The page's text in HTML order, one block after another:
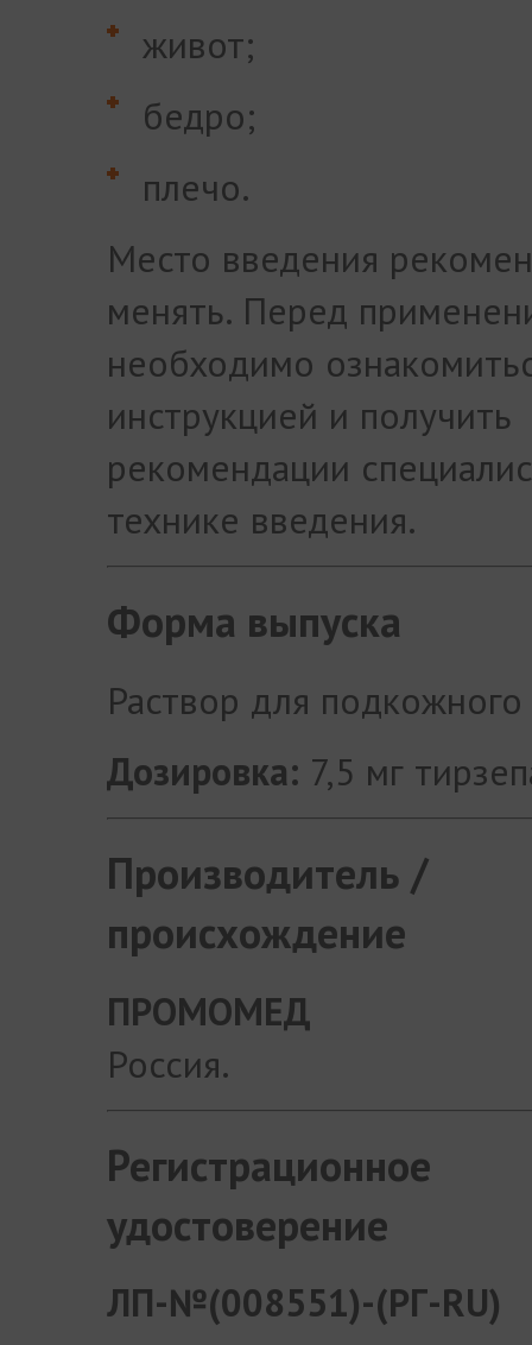
живот;
бедро;
плечо.
Место введения
менять. Перед
необходимо
инструкцией и получить
рекомендации
технике введения.
Форма выпуска
Раствор для
Дозировка: 7,5 мг
Производитель /
происхождение
ПРОМОМЕД
Россия.
Регистрационное
удостоверение
ЛП-№(008551)-(РГ-RU)